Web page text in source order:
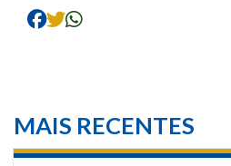
MAIS RECENTES